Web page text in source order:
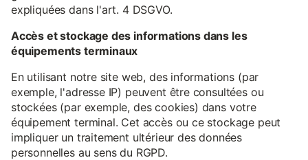
expliquées dans l'art. 4 DSGVO.
Accès et stockage des informations dans les
équipements terminaux
En utilisant notre site web, des informations (par
exemple, l'adresse IP) peuvent être consultées ou
stockées (par exemple, des cookies) dans votre
équipement terminal. Cet accès ou ce stockage peut
impliquer un traitement ultérieur des données
personnelles au sens du RGPD.